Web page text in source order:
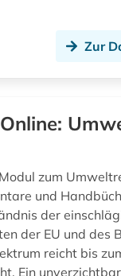
katastrophenschutz (1)
(1)
kernenergiewirtschaft (1)
Zur
zum
und
der
der EU und des
reicht bis
Ein